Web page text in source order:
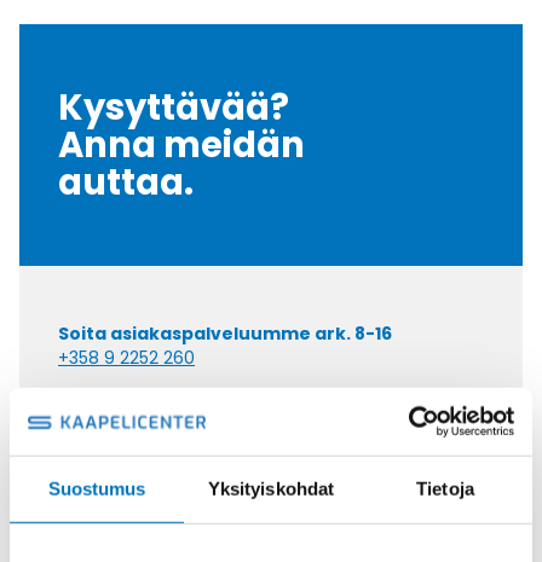
Suostumus Yksityiskohdat Tietoja
Kysyttävää?
Anna meidän
auttaa.
Soita asiakaspalveluumme ark. 8-16
+358 9 2252 260
Tai lähetä sähköpostia